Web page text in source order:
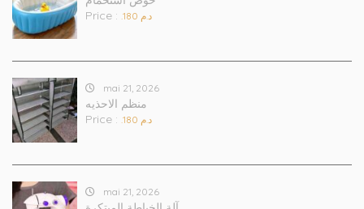
Price :
.د.م 180
mai 21, 2026
منظم الاحذيه
Price :
.د.م 180
mai 21, 2026